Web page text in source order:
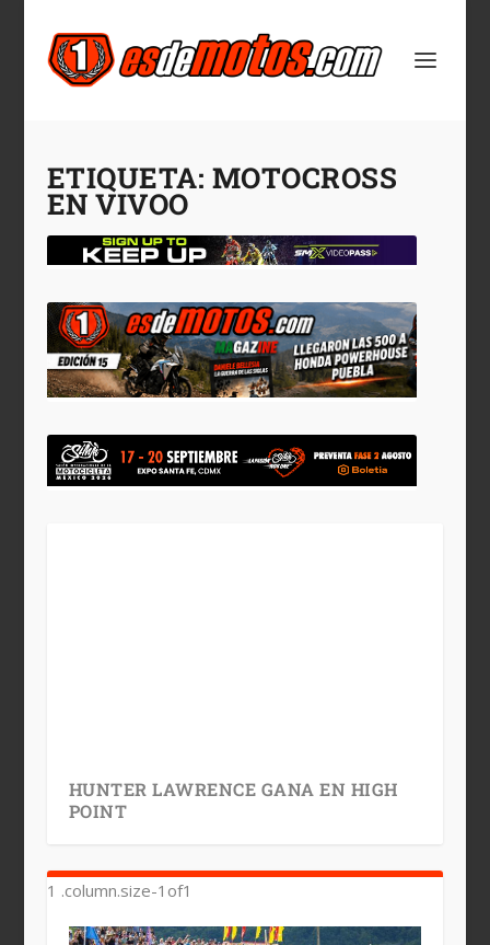
ETIQUETA: MOTOCROSS
EN VIVOO
HUNTER LAWRENCE GANA EN HIGH
POINT